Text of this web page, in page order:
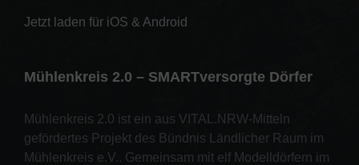
Jetzt laden für iOS & Android
Mühlenkreis 2.0 – SMARTversorgte Dörfer
Mühlenkreis 2.0 ist ein aus VITAL.NRW-Mitteln
gefördertes Projekt des Bündnis Ländlicher Raum im
Mühlenkreis e.V.. Gemeinsam mit elf Modelldörfern im